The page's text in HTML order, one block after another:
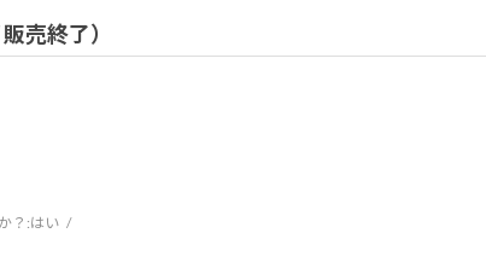
売終了）
？:はい